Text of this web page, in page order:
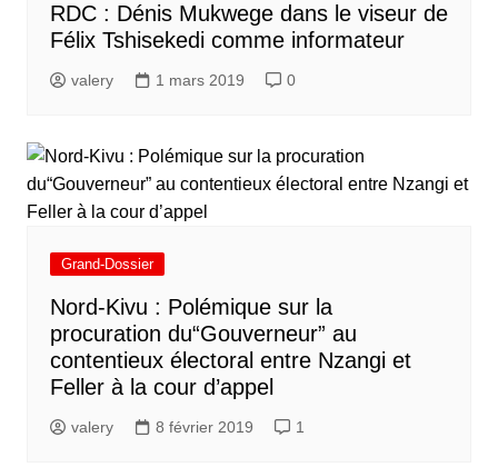
RDC : Dénis Mukwege dans le viseur de
Félix Tshisekedi comme informateur
valery 1 mars 2019 0
Grand-Dossier
Nord-Kivu : Polémique sur la
procuration du“Gouverneur” au
contentieux électoral entre Nzangi et
Feller à la cour d’appel
valery 8 février 2019 1